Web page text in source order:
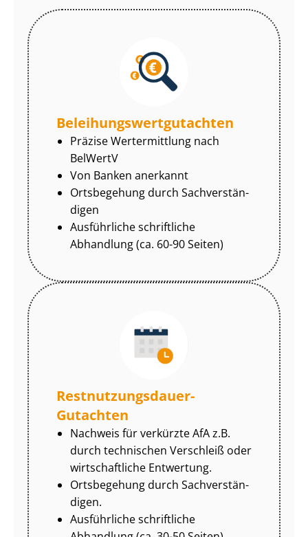
Be­lei­hungs­wert­gut­ach­ten
Präzise Wertermittlung nach
BelWertV
Von Banken anerkannt
Ortsbegehung durch Sach­ver­stän­
di­gen
Ausführliche schriftliche
Abhandlung (ca. 60-90 Seiten)
Rest­nut­zungs­dau­er-
Gutachten
Nachweis für verkürzte AfA z.B.
durch technischen Verschleiß oder
wirtschaftliche Entwertung.
Ortsbegehung durch Sach­ver­stän­
di­gen.
Ausführliche schriftliche